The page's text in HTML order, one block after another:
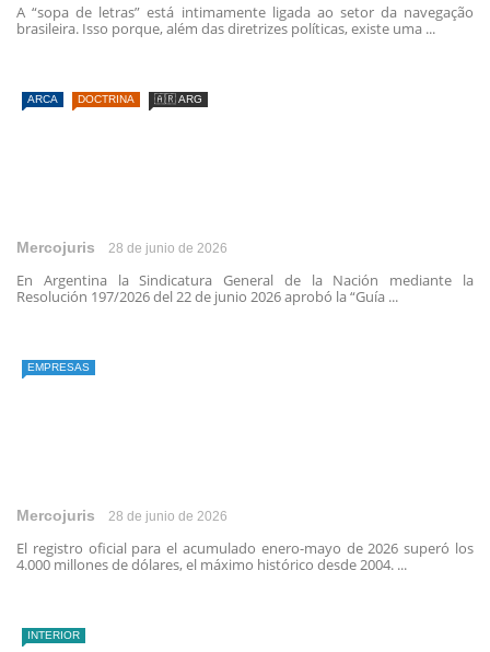
A “sopa de letras” está intimamente ligada ao setor da navegação
brasileira. Isso porque, além das diretrizes políticas, existe uma ...
ARCA DOCTRINA 🇦🇷 ARG
Mercojuris 28 de junio de 2026
En Argentina la Sindicatura General de la Nación mediante la
Resolución 197/2026 del 22 de junio 2026 aprobó la “Guía ...
EMPRESAS
Mercojuris 28 de junio de 2026
El registro oficial para el acumulado enero-mayo de 2026 superó los
4.000 millones de dólares, el máximo histórico desde 2004. ...
INTERIOR